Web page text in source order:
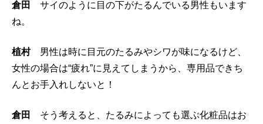
倉田 サイのように目の下がたるんでいる男性もいます
ね。
植村 男性は時に目元のたるみやシワが味になるけど、
女性の場合は“疲れ”に見えてしまうから、専用品できち
んとお手入れしないと！
倉田 そう考えると、たるみによっても選ぶ化粧品はお